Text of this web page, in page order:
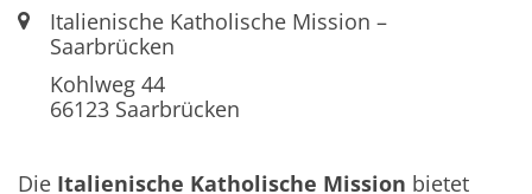
Ort:Italienische Katholische Mission –
Saarbrücken
Kohlweg 44
66123 Saarbrücken
Die Italienische Katholische Mission bietet